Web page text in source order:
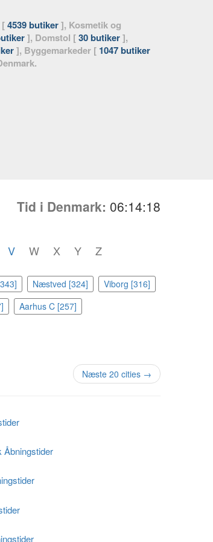
[4539 butiker], Kosmetik og
], Domstol [30 butiker],
], Byggemarkeder [ 1047 butiker
Tid i Denmark: 06:14:20
V W X Y Z
Næstved [324]
Viborg [316]
Aarhus C [257]
Næste 20 cities →
Åbningstider